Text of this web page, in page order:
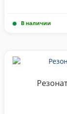
В наличии